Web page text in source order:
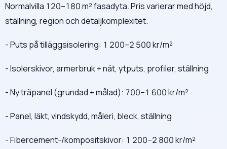
Normalvilla 120–180 m² fasadyta. Pris varierar med höjd,
ställning, region och detaljkomplexitet.
- Puts på tilläggsisolering: 1 200–2 500 kr/m²
- Isolerskivor, armerbruk + nät, ytputs, profiler, ställning
- Ny träpanel (grundad + målad): 700–1 600 kr/m²
- Panel, läkt, vindskydd, måleri, bleck, ställning
- Fibercement-/kompositskivor: 1 200–2 800 kr/m²